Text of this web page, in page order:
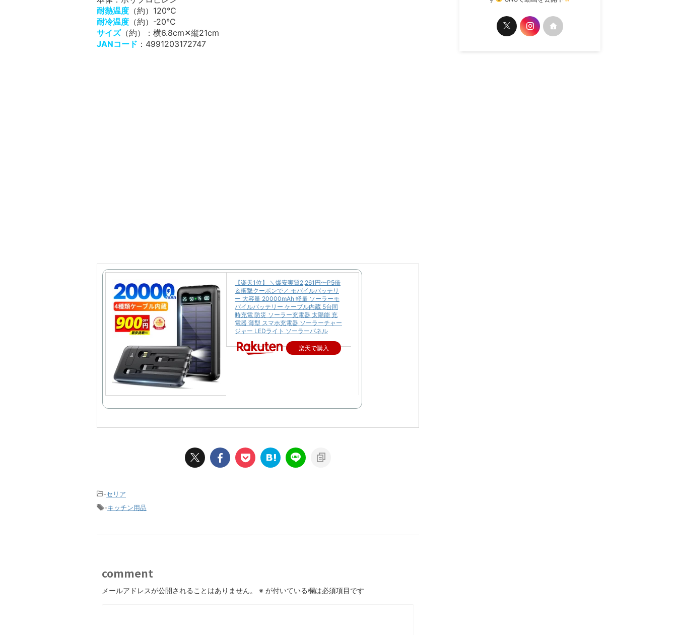
耐熱温度 （約）120℃
耐冷温度 （約）-20℃
サイズ（約）：横6.8cm✕縦21cm
JANコード ：4991203172747
【楽天1位】 ＼爆安実質2,261円〜P5倍
＆衝撃クーポンで／ モバイルバッテリ
ー 大容量 20000mAh 軽量 ソーラーモ
バイルバッテリー ケーブル内蔵 5台同
時充電 防災 ソーラー充電器 太陽能 充
電器 薄型 スマホ充電器 ソーラーチャー
ジャー LEDライト ソーラーパネル
楽天で購入
-セリア
-キッチン用品
comment
メールアドレスが公開されることはありません。 ※ が付いている欄は必須項目です